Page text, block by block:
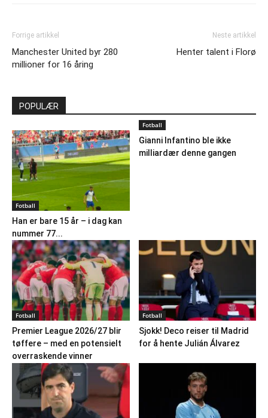
Forrige artikkel
Manchester United byr 280
millioner for 16 åring
Neste artikkel
Henter talent i Florø
POPULÆR
Fotball
Han er bare 15 år – i dag kan
nummer 77...
Fotball
Gianni Infantino ble ikke
milliardær denne gangen
Fotball
Premier League 2026/27 blir
tøffere – med en potensielt
overraskende vinner
Fotball
Sjokk! Deco reiser til Madrid
for å hente Julián Álvarez